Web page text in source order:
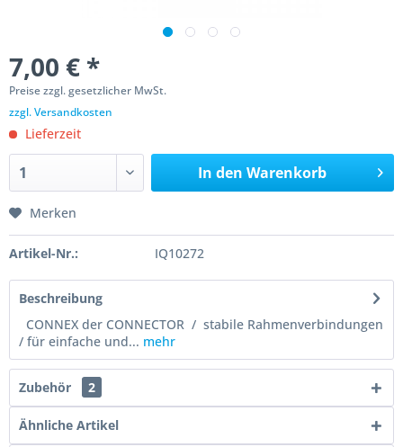
7,00 € *
Preise zzgl. gesetzlicher MwSt.
zzgl. Versandkosten
Lieferzeit
In den Warenkorb
Merken
Artikel-Nr.: IQ10272
Beschreibung
CONNEX der CONNECTOR / stabile Rahmenverbindungen
/ für einfache und... mehr
Zubehör 2
Ähnliche Artikel